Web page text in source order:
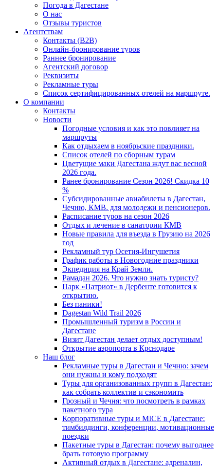
Погода в Дагестане
О нас
Отзывы туристов
Агентствам
Контакты (B2B)
Онлайн-бронирование туров
Раннее бронирование
Агентский договор
Реквизиты
Рекламные туры
Список сертифицированных отелей на маршруте.
О компании
Контакты
Новости
Погодные условия и как это повлияет на
маршруты
Как отдыхаем в ноябрьские праздники.
Список отелей по сборным турам
Цветущие маки Дагестана ждут вас весной
2026 года.
Ранее бронирование Сезон 2026! Скидка 10
%
Субсидированные авиабилеты в Дагестан,
Чечню, КМВ. для молодежи и пенсионеров.
Расписание туров на сезон 2026
Отдых и лечение в санатории КМВ
Новые правила для въезда в Грузию на 2026
год
Рекламный тур Осетия-Ингушетия
График работы в Новогодние праздники
Экпедиция на Край Земли.
Рамадан 2026. Что нужно знать туристу?
Парк «Патриот» в Дербенте готовится к
открытию.
Без паники!
Dagestan Wild Trail 2026
Промышленный туризм в России и
Дагестане
Визит Дагестан делает отдых доступным!
Открытие аэропорта в Крснодаре
Наш блог
Рекламные туры в Дагестан и Чечню: зачем
они нужны и кому подходят
Туры для организованных групп в Дагестан:
как собрать коллектив и сэкономить
Грозный и Чечня: что посмотреть в рамках
пакетного тура
Корпоративные туры и MICE в Дагестане:
тимбилдинги, конференции, мотивационные
поездки
Пакетные туры в Дагестан: почему выгоднее
брать готовую программу
Активный отдых в Дагестане: адреналин,